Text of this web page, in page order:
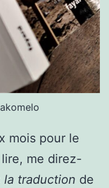
mois pour le
me direz-
la traduction de